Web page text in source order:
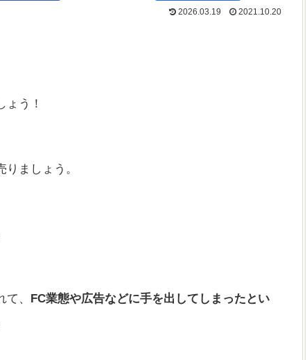
2026.03.19
2021.10.20
う！
ましょう。
、 FC業態や広告などに手を出してしまったとい